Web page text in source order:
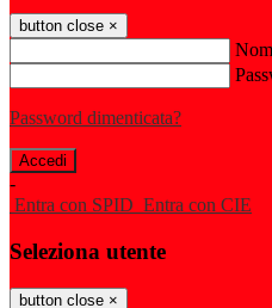
button close ×
Password dimenticata?
-
Entra con SPID Entra con CIE
Seleziona utente
button close ×